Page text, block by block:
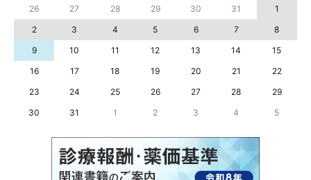
26 27 28 29 30 31
1
2
3 4 5 6 7
8
9
10 11 12 13 14
15
16
17 18 19 20 21
22
23
24 25 26 27 28
29
30
31 1 2 3 4 5